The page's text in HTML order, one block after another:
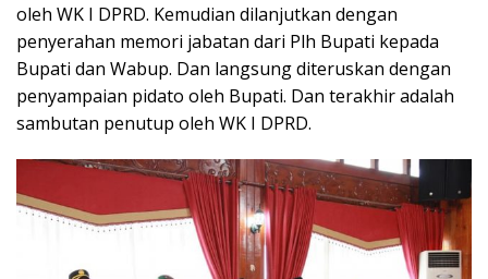
oleh WK I DPRD. Kemudian dilanjutkan dengan
penyerahan memori jabatan dari Plh Bupati kepada
Bupati dan Wabup. Dan langsung diteruskan dengan
penyampaian pidato oleh Bupati. Dan terakhir adalah
sambutan penutup oleh WK I DPRD.